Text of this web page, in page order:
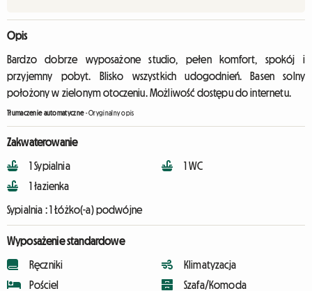
Opis
Bardzo dobrze wyposażone studio, pełen komfort, spokój i
przyjemny pobyt. Blisko wszystkich udogodnień. Basen solny
położony w zielonym otoczeniu. Możliwość dostępu do internetu.
Tłumaczenie automatyczne-Oryginalny opis
Zakwaterowanie
1 Sypialnia
1 łazienka
1 WC
Sypialnia :1 Łóżko(-a) podwójne
Wyposażenie standardowe
Ręczniki
Pościel
Klimatyzacja
Szafa/Komoda